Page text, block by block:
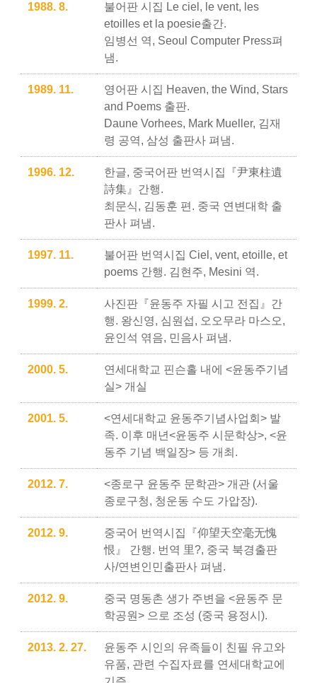
1988. 8.
불어판 시집 Le ciel, le vent, les
etoilles et la poesie출간.
임병선 역, Seoul Computer Press펴
냄.
1989. 11.
영어판 시집 Heaven, the Wind, Stars
and Poems 출판.
Daune Vorhees, Mark Mueller, 김재
령 공역, 삼성 출판사 펴냄.
1996. 12.
한글, 중국어판 번역시집『尹東柱遺
詩集』간행.
최문식, 김동훈 편. 중국 연변대학 출
판사 펴냄.
1997. 11.
불어판 번역시집 Ciel, vent, etoille, et
poems 간행. 김현주, Mesini 역.
1999. 2.
사진판『윤동주 자필 시고 전집』간
행. 왕신영, 심원섭, 오오무라 마스오,
윤인석 엮음, 민음사 펴냄.
2000. 5.
연세대학교 핀슨홀 내에 <윤동주기념
실> 개실
2001. 5.
<연세대학교 윤동주기념사업회> 발
족. 이후 매년<윤동주 시문학상>, <윤
동주 기념 백일장> 등 개최.
2012. 7.
<종로구 윤동주 문학관> 개관 (서울
종로구청, 청운동 수도 가압장).
2012. 9.
중국어 번역시집『仰望天空毫无愧
恨』 간행. 번역 里?, 중국 북경출판
사/연변인민출판사 펴냄.
2012. 9.
중국 명동촌 생가 주변을 <윤동주 문
학공원> 으로 조성 (중국 용정시).
2013. 2. 27.
윤동주 시인의 유족들이 친필 유고와
유품, 관련 수집자료를 연세대학교에